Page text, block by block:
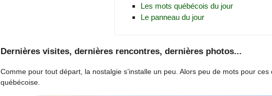
Les mots québécois du jour
Le panneau du jour
Dernières visites, dernières rencontres, dernières photos...
Comme pour tout départ, la nostalgie s’installe un peu. Alors peu de mots pour
québécoise.